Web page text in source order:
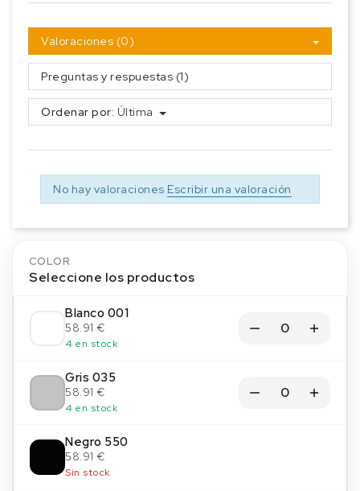
Valoraciones (0)
Preguntas y respuestas (1)
Ordenar por: Última
No hay valoraciones Escribir una valoración
COLOR
Seleccione los productos
Blanco 001
58.91 €
4 en stock
Gris 035
58.91 €
4 en stock
Negro 550
58.91 €
Sin stock